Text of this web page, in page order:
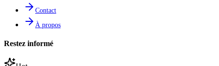
Contact
À propos
Restez informé